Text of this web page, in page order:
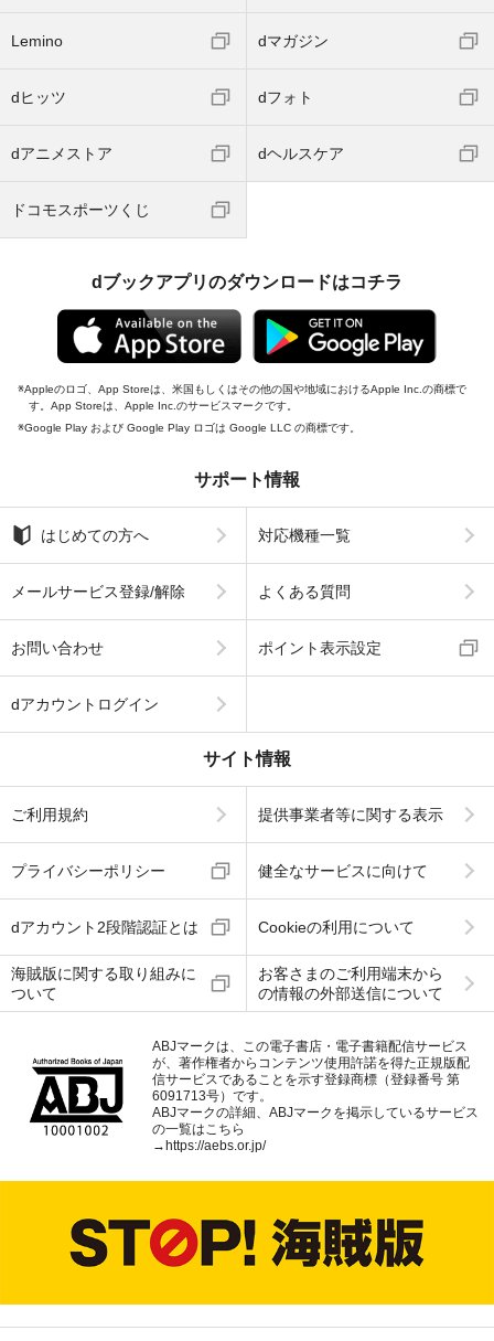
Lemino dマガジン
dヒッツ dフォト
dアニメストア dヘルスケア
ドコモスポーツくじ
dブックアプリのダウンロードはコチラ
Appleのロゴ、App Storeは、米国もしくはその他の国や地域におけるApple Inc.の商標で
す。App Storeは、Apple Inc.のサービスマークです。
Google Play および Google Play ロゴは Google LLC の商標です。
サポート情報
はじめての方へ 対応機種一覧
メールサービス登録/解除 よくある質問
お問い合わせ ポイント表示設定
dアカウントログイン
サイト情報
ご利用規約 提供事業者等に関する表示
プライバシーポリシー 健全なサービスに向けて
dアカウント2段階認証とは Cookieの利用について
海賊版に関する取り組みに
ついて
お客さまのご利用端末から
の情報の外部送信について
ABJマークは、この電子書店・電子書籍配信サービス
が、著作権者からコンテンツ使用許諾を得た正規版配
信サービスであることを示す登録商標（登録番号 第
6091713号）です。
ABJマークの詳細、ABJマークを掲示しているサービス
の一覧はこちら
→ https://aebs.or.jp/